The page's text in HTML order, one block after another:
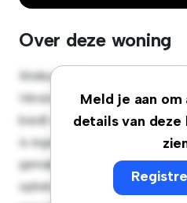
Over deze woning
Meld je aan
details van deze
Welkom bij je nieuwe
Véronique, 3, 4000, Liege!
biedt een rustige en
is ingericht met de
gemak en biedt een
opbergmogelijkheden.